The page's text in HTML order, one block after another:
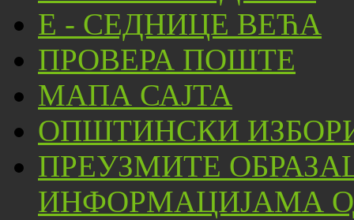
Е - СЕДНИЦЕ ВЕЋА
ПРОВЕРА ПОШТЕ
МАПА САЈТА
ОПШТИНСКИ
ПРЕУЗМИТЕ
ИНФОРМАЦИЈАМА